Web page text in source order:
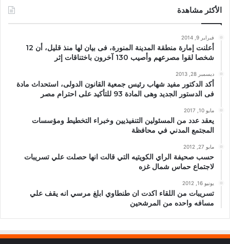
الأكثر مشاهدة
فبراير 9, 2014
أعلنت إمارة منطقة المدينة المنورة، فى بيان لها منذ قليل، أن 12
شخصا لقوا مصرعهم وأصيب 130 آخرون باختناقات إثر
ديسمبر 28, 2013
أكد الدكتور مفيد شهاب رئيس جمعية القانون الدولى، استحداث مادة
فى الدستور الجديد وهى المادة 93 للتأكيد على احترام مصر
مايو 10, 2017
يعقد عدد من المسئولين التنفيذيين وخبراء التخطيط ومؤسسات
المجتمع المدني في محافظة
مايو 27, 2012
حسب صحيفة الراي الكويتيه التي قالت انها حصلت علي تسريبات
لاجتماع حماس شمال غزه
يونيو 16, 2012
تسريبات من اللقاء اكدت ان طنطاوي ابلغ مرسي انه يقف علي
مسافه واحده من المرشحين